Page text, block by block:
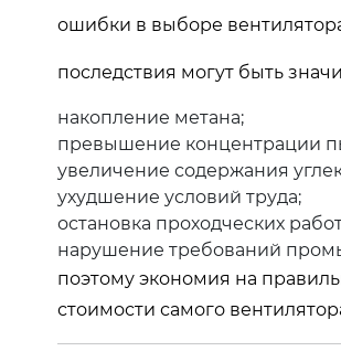
ошибки в выборе
последствия могут быть
накопление метана;
превышение концентрации
увеличение содержания
ухудшение условий труда;
остановка проходческих
нарушение требований
поэтому экономия на
стоимости самого